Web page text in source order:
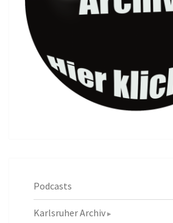
Podcasts
Karlsruher Archiv